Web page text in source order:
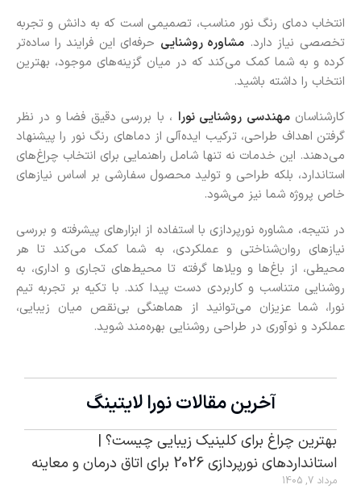
انتخاب دمای رنگ نور مناسب، تصمیمی است که به دانش و تجربه
تخصصی نیاز دارد. مشاوره روشنایی حرفه‌ای این فرایند را ساده‌تر
کرده و به شما کمک می‌کند که در میان گزینه‌های موجود، بهترین
انتخاب را داشته باشید.
کارشناسانمهندسی روشنایی نورا ، با بررسی دقیق فضا و در نظر
گرفتن اهداف طراحی، ترکیب ایده‌آلی از دماهای رنگ نور را پیشنهاد
می‌دهند. این خدمات نه‌ تنها شامل راهنمایی برای انتخاب چراغ‌های
استاندارد، بلکه طراحی و تولید محصول سفارشی بر اساس نیازهای
خاص پروژه شما نیز می‌شود.
در نتیجه، مشاوره نورپردازی با استفاده از ابزارهای پیشرفته و بررسی
نیازهای روان‌شناختی و عملکردی، به شما کمک می‌کند تا هر
محیطی، از باغ‌ها و ویلاها گرفته تا محیط‌های تجاری و اداری، به
روشنایی متناسب و کاربردی دست پیدا کند. با تکیه بر تجربه تیم
نورا، شما عزیزان می‌توانید از هماهنگی بی‌نقص میان زیبایی،
عملکرد و نوآوری در طراحی روشنایی بهره‌مند شوید.
آخرین مقالات نورا لایتینگ
بهترین چراغ برای کلینیک زیبایی چیست؟ |
استانداردهای نورپردازی 2026 برای اتاق درمان و معاینه
مرداد 7, 1405